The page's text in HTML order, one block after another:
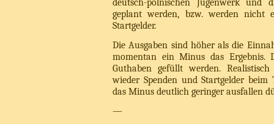
geplant werden, bzw. werden nicht
Startgelder.
Die Ausgaben sind höher als die
momentan ein Minus das Ergebnis.
Guthaben gefüllt werden.
wieder Spenden und Startgelder beim
das Minus deutlich geringer ausfallen
—